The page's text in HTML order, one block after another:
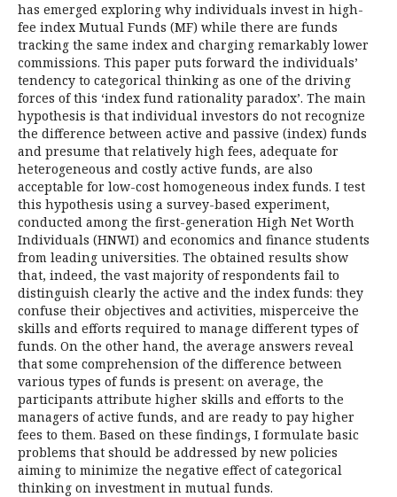
has emerged exploring why individuals invest in high-
fee index Mutual Funds (MF) while there are funds
tracking the same index and charging remarkably lower
commissions. This paper puts forward the individuals’
tendency to categorical thinking as one of the driving
forces of this ‘index fund rationality paradox’. The main
hypothesis is that individual investors do not recognize
the difference between active and passive (index) funds
and presume that relatively high fees, adequate for
heterogeneous and costly active funds, are also
acceptable for low-cost homogeneous index funds. I test
this hypothesis using a survey-based experiment,
conducted among the first-generation High Net Worth
Individuals (HNWI) and economics and finance students
from leading universities. The obtained results show
that, indeed, the vast majority of respondents fail to
distinguish clearly the active and the index funds: they
confuse their objectives and activities, misperceive the
skills and efforts required to manage different types of
funds. On the other hand, the average answers reveal
that some comprehension of the difference between
various types of funds is present: on average, the
participants attribute higher skills and efforts to the
managers of active funds, and are ready to pay higher
fees to them. Based on these findings, I formulate basic
problems that should be addressed by new policies
aiming to minimize the negative effect of categorical
thinking on investment in mutual funds.